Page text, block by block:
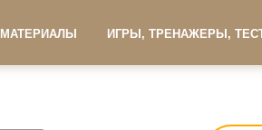
ИГРЫ, ТРЕНАЖЕРЫ,